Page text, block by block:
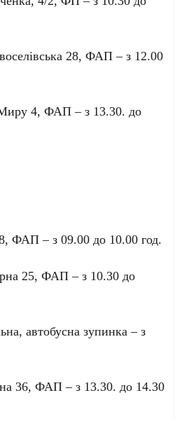
28, ФАП – з 12.00
Миру 4, ФАП – з 13.30. до
ФАП – з 09.00 до 10.00 год.
25, ФАП – з 10.30 до
автобусна зупинка – з
36, ФАП – з 13.30. до 14.30